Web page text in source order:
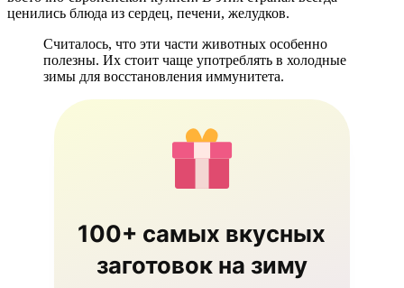
ценились блюда из сердец, печени, желудков.
Считалось, что эти части животных особенно
полезны. Их стоит чаще употреблять в холодные
зимы для восстановления иммунитета.
100+ самых вкусных
заготовок на зиму